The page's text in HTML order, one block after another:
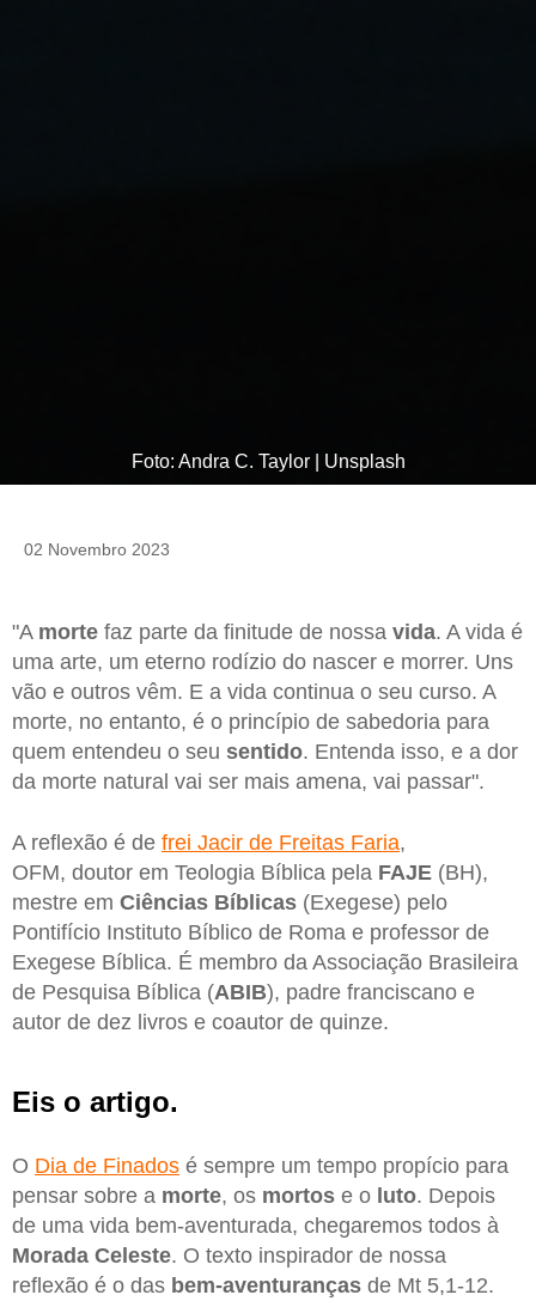
Foto: Andra C. Taylor | Unsplash
02 Novembro 2023
"A morte faz parte da finitude de nossa vida. A vida é
uma arte, um eterno rodízio do nascer e morrer. Uns
vão e outros vêm. E a vida continua o seu curso. A
morte, no entanto, é o princípio de sabedoria para
quem entendeu o seu sentido. Entenda isso, e a dor
da morte natural vai ser mais amena, vai passar".
A reflexão é de frei Jacir de Freitas Faria,
OFM, doutor em Teologia Bíblica pela FAJE (BH),
mestre em Ciências Bíblicas (Exegese) pelo
Pontifício Instituto Bíblico de Roma e professor de
Exegese Bíblica. É membro da Associação Brasileira
de Pesquisa Bíblica (ABIB), padre franciscano e
autor de dez livros e coautor de quinze.
Eis o artigo.
O Dia de Finados é sempre um tempo propício para
pensar sobre a morte, os mortos e o luto. Depois
de uma vida bem-aventurada, chegaremos todos à
Morada Celeste. O texto inspirador de nossa
reflexão é o das bem-aventuranças de Mt 5,1-12.